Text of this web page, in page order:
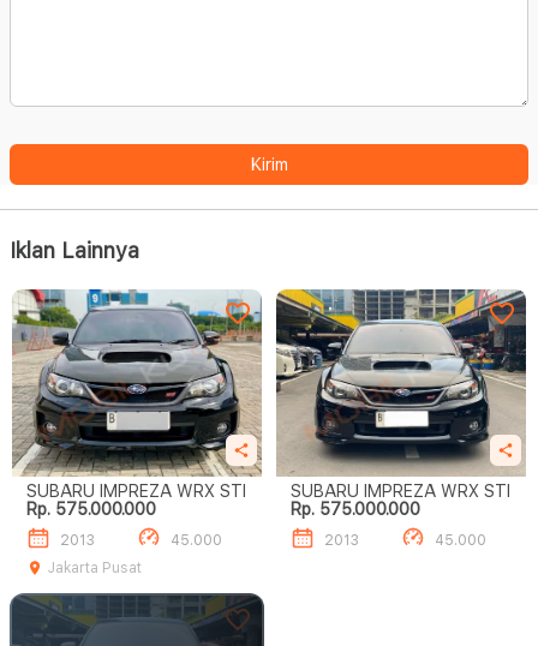
Kirim
Iklan Lainnya
SUBARU IMPREZA WRX STI
Rp. 575.000.000
2013
45.000
Jakarta Pusat
SUBARU IMPREZA WRX STI
Rp. 575.000.000
2013 45.000